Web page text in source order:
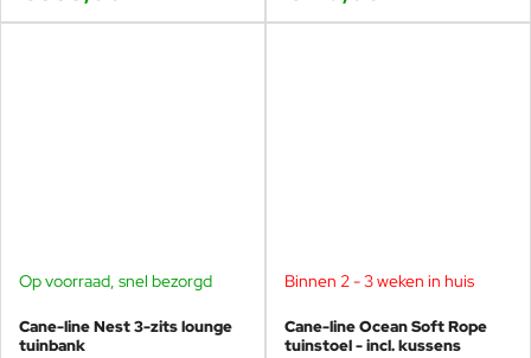
-40%
Op voorraad, snel bezorgd
Cane-line Nest 3-zits lounge
tuinbank
Binnen 2 - 3 weken in huis
Cane-line Ocean Soft Rope
tuinstoel - incl. kussens